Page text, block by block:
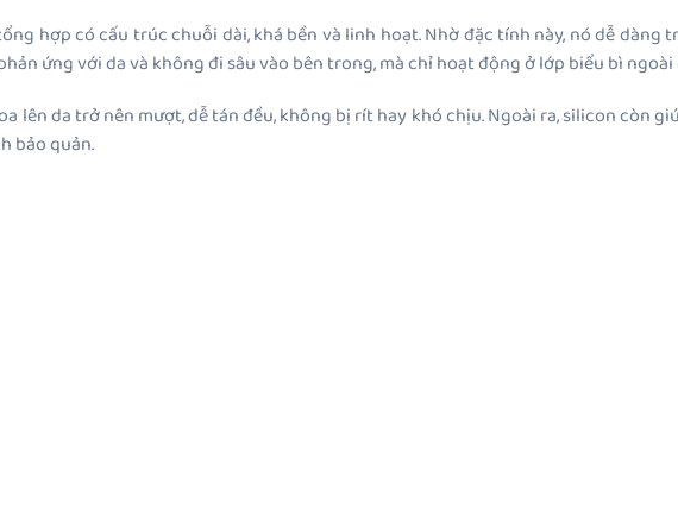
hợp có cấu trúc chuỗi dài, khá bền và linh hoạt. Nhờ đặc tính này, nó dễ
ứng với da và không đi sâu vào bên trong, mà chỉ hoạt động ở lớp biểu bì ngoài
lên da trở nên mượt, dễ tán đều, không bị rít hay khó chịu. Ngoài ra, silicon còn
bảo quản.